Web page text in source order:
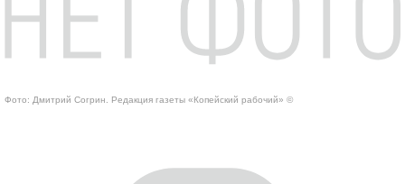
Фото: Дмитрий Согрин. Редакция газеты «Копейский рабочий» ©